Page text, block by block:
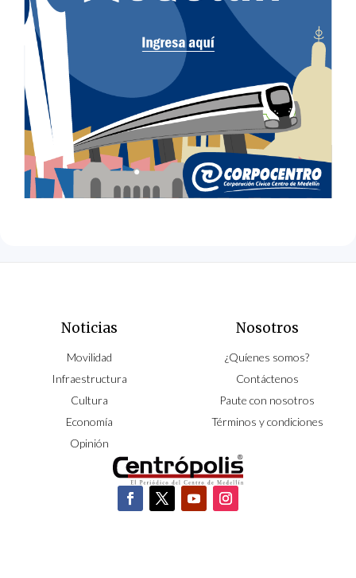
Noticias
Movilidad
Infraestructura
Cultura
Economía
Opinión
Nosotros
¿Quíenes somos?
Contáctenos
Paute con nosotros
Términos y condiciones